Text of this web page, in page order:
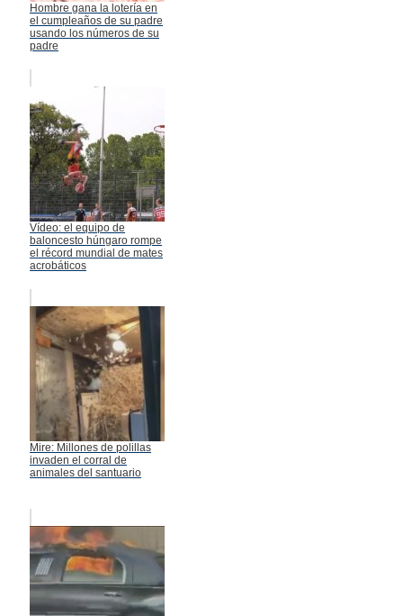
Hombre gana la lotería en
el cumpleaños de su padre
usando los números de su
padre
Vídeo: el equipo de
baloncesto húngaro rompe
el récord mundial de mates
acrobáticos
Mire: Millones de polillas
invaden el corral de
animales del santuario